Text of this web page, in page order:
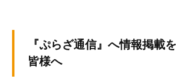
『ぷらざ通信』へ情報掲載
皆様へ